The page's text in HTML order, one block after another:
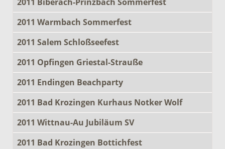
2011 Warmbach Sommerfest
2011 Salem Schloßseefest
2011 Opfingen Griestal-Strauße
2011 Endingen Beachparty
2011 Bad Krozingen Kurhaus Notker Wolf
2011 Wittnau-Au Jubiläum SV
2011 Bad Krozingen Bottichfest